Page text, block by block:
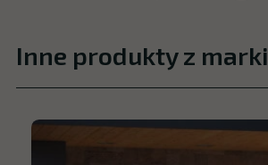
Inne produkty z marki